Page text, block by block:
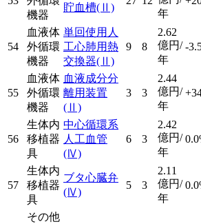
機器
貯血槽(Ⅱ)
年
54
血液体
外循環
機器
単回使用人
工心肺用熱
交換器(Ⅱ)
9 8
2.62
億円/
年
-
55
血液体
外循環
機器
血液成分分
離用装置
(Ⅱ)
3 3
2.44
億円/
年
56
生体内
移植器
具
中心循環系
人工血管
(Ⅳ)
6 3
2.42
億円/
年
57
生体内
移植器
具
ブタ心臓弁
(Ⅳ)
5 3
2.11
億円/
年
その他